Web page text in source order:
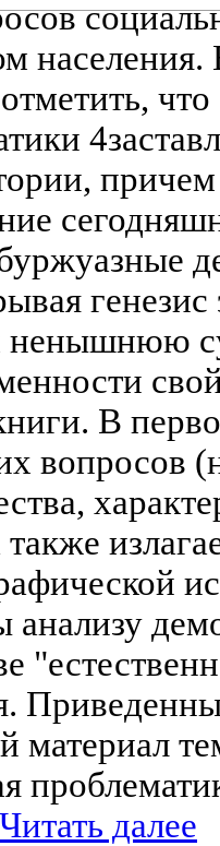
населения.
ненышнюю
В
вопросов
анализу
материал
Читать далее